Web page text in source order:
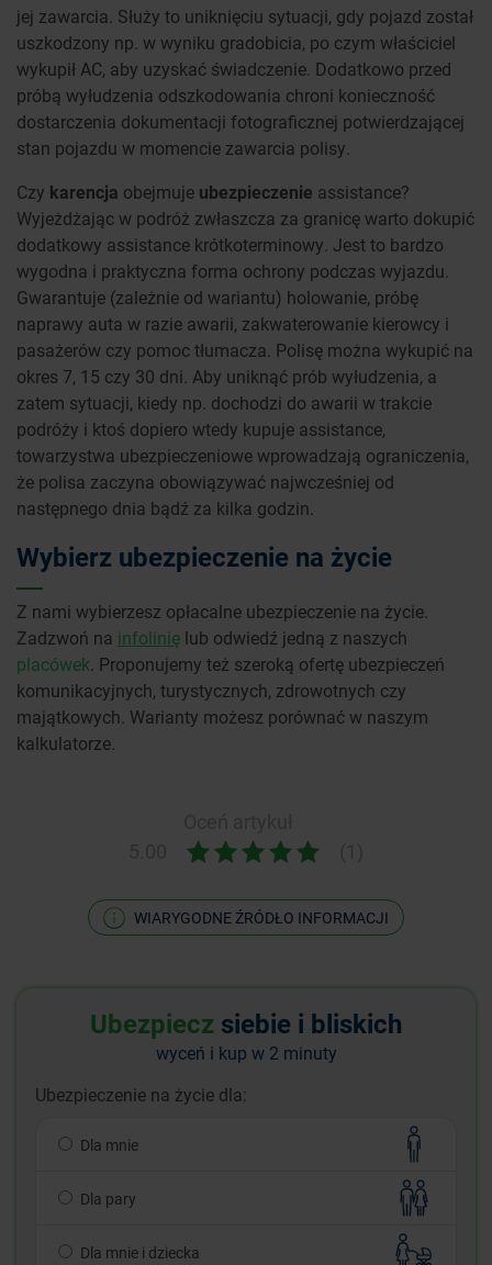
jej zawarcia. Służy to uniknięciu sytuacji, gdy pojazd został
uszkodzony np. w wyniku gradobicia, po czym właściciel
wykupił AC, aby uzyskać świadczenie. Dodatkowo przed
próbą wyłudzenia odszkodowania chroni konieczność
dostarczenia dokumentacji fotograficznej potwierdzającej
stan pojazdu w momencie zawarcia polisy.
Czy karencja obejmuje ubezpieczenie assistance?
Wyjeżdżając w podróż zwłaszcza za granicę warto dokupić
dodatkowy assistance krótkoterminowy. Jest to bardzo
wygodna i praktyczna forma ochrony podczas wyjazdu.
Gwarantuje (zależnie od wariantu) holowanie, próbę
naprawy auta w razie awarii, zakwaterowanie kierowcy i
pasażerów czy pomoc tłumacza. Polisę można wykupić na
okres 7, 15 czy 30 dni. Aby uniknąć prób wyłudzenia, a
zatem sytuacji, kiedy np. dochodzi do awarii w trakcie
podróży i ktoś dopiero wtedy kupuje assistance,
towarzystwa ubezpieczeniowe wprowadzają ograniczenia,
że polisa zaczyna obowiązywać najwcześniej od
następnego dnia bądź za kilka godzin.
Wybierz ubezpieczenie na życie
Z nami wybierzesz opłacalne ubezpieczenie na życie.
Zadzwoń na infolinię lub odwiedź jedną z naszych
placówek . Proponujemy też szeroką ofertę ubezpieczeń
komunikacyjnych, turystycznych, zdrowotnych czy
majątkowych. Warianty możesz porównać w naszym
kalkulatorze.
WIARYGODNE ŹRÓDŁO INFORMACJI
Ubezpiecz siebie i bliskich
wyceń i kup w 2 minuty
Ubezpieczenie na życie dla:
Dla mnie
Dla pary
Dla mnie i dziecka